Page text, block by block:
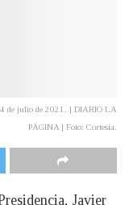
de julio de 2021. | DIARIO LA
PÁGINA | Foto: Cortesía.
Javier